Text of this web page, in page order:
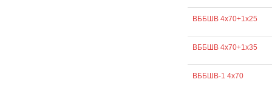
ВББШВ 4х70+1х25
ВББШВ 4х70+1х35
ВББШВ-1 4х70